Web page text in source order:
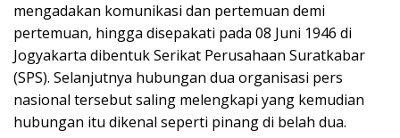
mengadakan komunikasi dan pertemuan demi
pertemuan, hingga disepakati pada 08 Juni 1946 di
Jogyakarta dibentuk Serikat Perusahaan Suratkabar
(SPS). Selanjutnya hubungan dua organisasi pers
nasional tersebut saling melengkapi yang kemudian
hubungan itu dikenal seperti pinang di belah dua.